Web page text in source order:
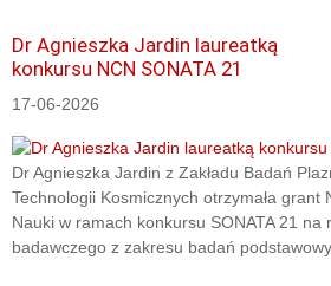
Dr Agnieszka Jardin laureatką
konkursu NCN SONATA 21
17-06-2026
Dr Agnieszka Jardin z Zakładu Badań
Technologii Kosmicznych otrzymała grant
Nauki w ramach konkursu SONATA 21 na
badawczego z zakresu badań